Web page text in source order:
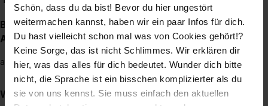
Schön, dass du da bist! Bevor du hier ungestört
weitermachen kannst, haben wir ein paar Infos für dich.
Du hast vielleicht schon mal was von Cookies gehört!?
Keine Sorge, das ist nicht Schlimmes. Wir erklären dir
hier, was das alles für dich bedeutet. Wunder dich bitte
nicht, die Sprache ist ein bisschen komplizierter als du
sie von uns kennst. Sie muss einfach den aktuellen
Bis wann muss man sich für einen
Ausbildungsplatz bewerben?
ab August des Vorjahres
Wie werden Ausbildungsstellen bei Ihnen